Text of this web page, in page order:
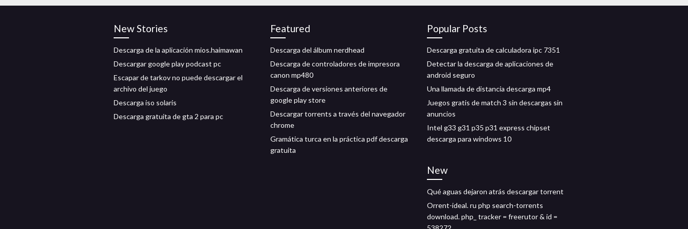
New Stories
Descarga de la aplicación mios.haimawan
Descargar google play podcast pc
Escapar de tarkov no puede descargar el
archivo del juego
Descarga iso solaris
Descarga gratuita de gta 2 para pc
Featured
Descarga del álbum nerdhead
Descarga de controladores de impresora
canon mp480
Descarga de versiones anteriores de
google play store
Descargar torrents a través del navegador
chrome
Gramática turca en la práctica pdf descarga
gratuita
Popular Posts
Descarga gratuita de calculadora ipc 7351
Detectar la descarga de aplicaciones de
android seguro
Una llamada de distancia descarga mp4
Juegos gratis de match 3 sin descargas sin
anuncios
Intel g33 g31 p35 p31 express chipset
descarga para windows 10
New
Qué aguas dejaron atrás descargar torrent
Orrent-ideal. ru php search-torrents
download. php_ tracker = freerutor & id =